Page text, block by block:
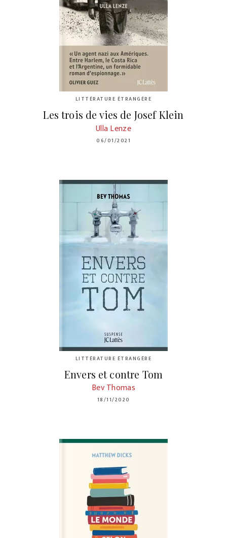
LITTÉRATURE ÉTRANGÈRE
Les trois de vies de Josef Klein
Ulla Lenze
06/01/2021
LITTÉRATURE ÉTRANGÈRE
Envers et contre Tom
Bev Thomas
18/11/2020